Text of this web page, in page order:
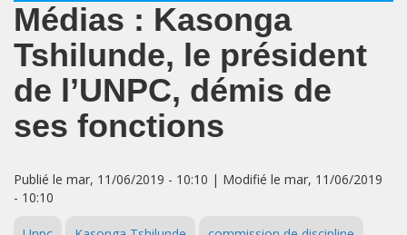
Médias : Kasonga
Tshilunde, le président
de l’UNPC, démis de
ses fonctions
Publié le mar, 11/06/2019 - 10:10 | Modifié le mar, 11/06/2019
- 10:10